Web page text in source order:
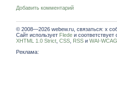
Добавить комментарий
© 2008—2026 webew.ru, связаться: x
Сайт использует Flede и соответствует
XHTML 1.0 Strict CSS RSS и WAI-
Реклама: